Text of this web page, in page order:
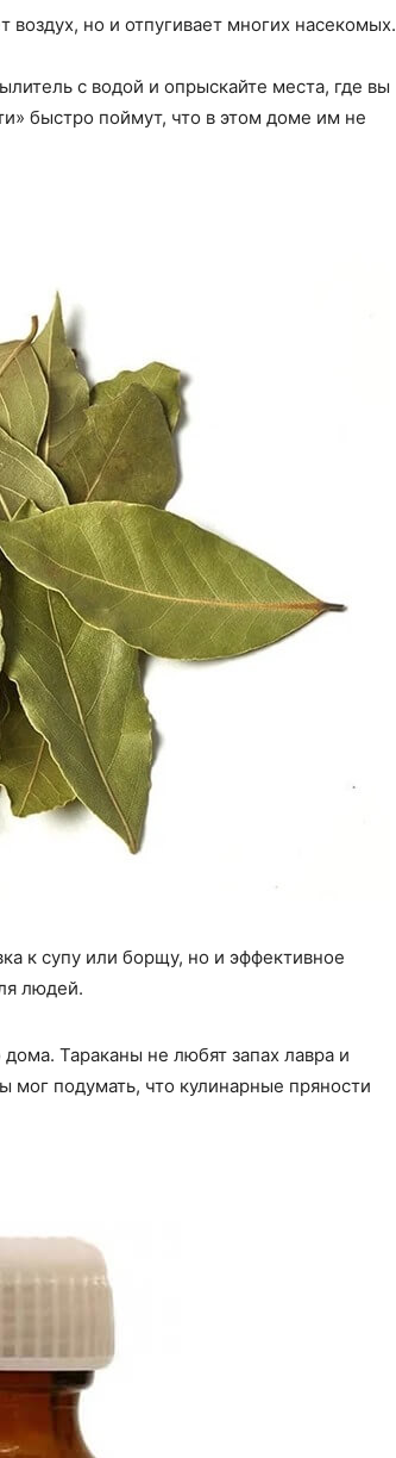
но и отпугивает многих насекомых.
с водой и опрыскайте места, где вы
быстро поймут, что в этом доме им не
к супу или борщу, но и эффективное
людей.
Тараканы не любят запах лавра и
мог подумать, что кулинарные пряности